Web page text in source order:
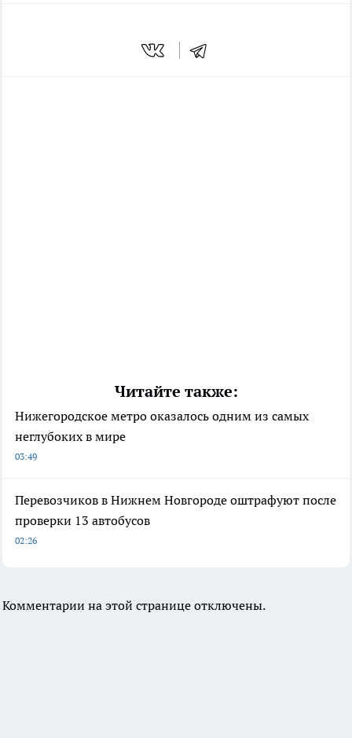
Читайте также:
Нижегородское метро оказалось одним из самых
неглубоких в мире
03:49
Перевозчиков в Нижнем Новгороде оштрафуют после
проверки 13 автобусов
02:26
Комментарии на этой странице отключены.